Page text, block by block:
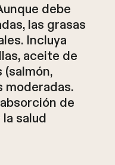
debe
las grasas
Incluya
aceite de
moderadas.
de
salud